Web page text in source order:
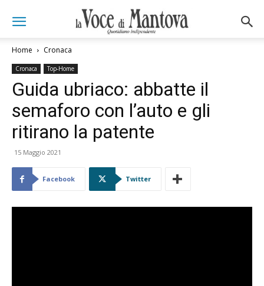
Home Cronaca
Cronaca Top-Home
Guida ubriaco: abbatte il
semaforo con l’auto e gli
ritirano la patente
15 Maggio 2021
Facebook Twitter